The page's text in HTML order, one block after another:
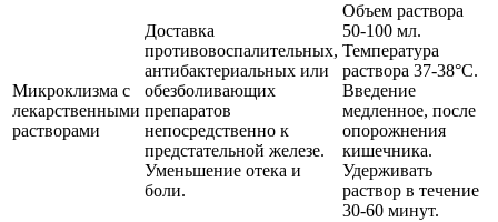
Микроклизма с
лекарственными
растворами
Доставка
противовоспалительных,
антибактериальных или
обезболивающих
препаратов
непосредственно к
предстательной железе.
Уменьшение отека и
боли.
Объем раствора
50-100 мл.
Температура
раствора 37-38°C.
Введение
медленное, после
опорожнения
кишечника.
Удерживать
раствор в течение
30-60 минут.